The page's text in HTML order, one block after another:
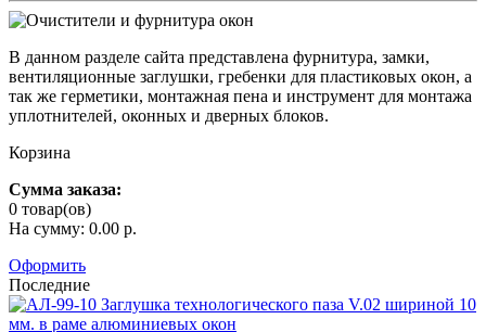
В данном разделе сайта представлена фурнитура, замки,
вентиляционные заглушки, гребенки для пластиковых окон, а
так же герметики, монтажная пена и инструмент для монтажа
уплотнителей, оконных и дверных блоков.
Корзина
Сумма заказа:
0 товар(ов)
На сумму: 0.00 р.
Оформить
Последние